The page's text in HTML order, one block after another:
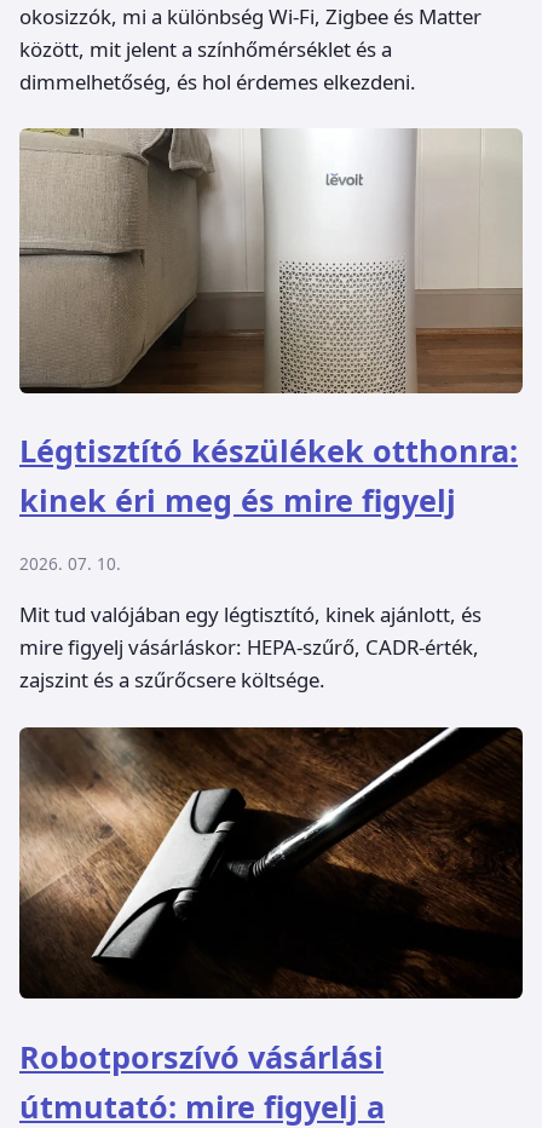
okosizzók, mi a különbség Wi-Fi, Zigbee és Matter
között, mit jelent a színhőmérséklet és a
dimmelhetőség, és hol érdemes elkezdeni.
Légtisztító készülékek otthonra:
kinek éri meg és mire figyelj
2026. 07. 10.
Mit tud valójában egy légtisztító, kinek ajánlott, és
mire figyelj vásárláskor: HEPA-szűrő, CADR-érték,
zajszint és a szűrőcsere költsége.
Robotporszívó vásárlási
útmutató: mire figyelj a